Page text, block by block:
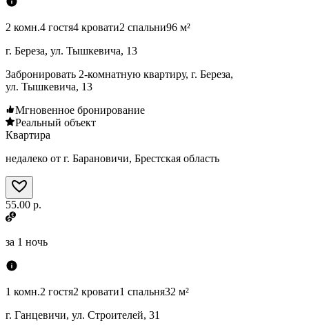
2 комн.4 гостя4 кровати2 спальни96 м²
г. Береза, ул. Тышкевича, 13
Забронировать 2-комнатную квартиру, г. Береза,
ул. Тышкевича, 13
Мгновенное бронирование
Реальный объект
Квартира
недалеко от г. Барановичи, Брестская область
55.00 р.
за 1 ночь
1 комн.2 гостя2 кровати1 спальня32 м²
г. Ганцевичи, ул. Строителей, 31